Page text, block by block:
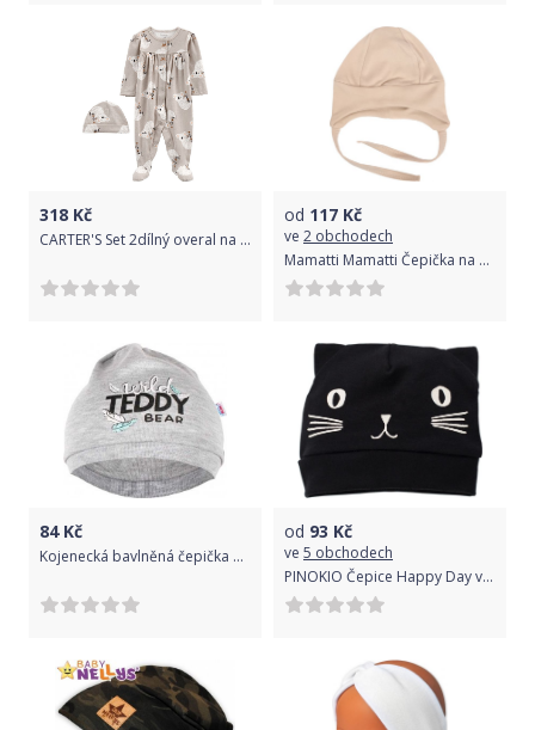
318 Kč
CARTER'S Set 2dílný overal na druky, čepice Grey Koala dívka LBB NB /vel.56
od 117 Kč
ve 2 obchodech
Mamatti Mamatti Čepička na zavazování Dinosaurus, krémová, vel. 62
84Kč
Kojenecká bavlněná čepička New Baby Wild Teddy, Šedá, 80/86
od 93 Kč
ve 5 obchodech
PINOKIO Čepice Happy Day vel. 56 – kočka